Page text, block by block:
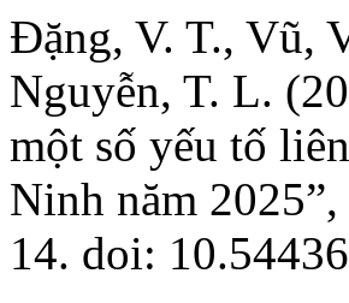
Đặng, V. T., Vũ,
Nguyễn, T. L.
một số yếu tố
Ninh năm 2025”,
14. doi: